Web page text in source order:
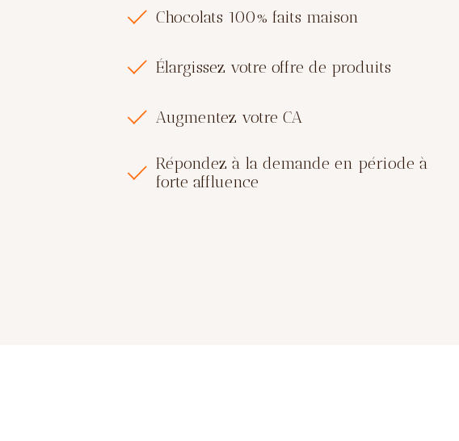
Chocolats 100% faits maison
Élargissez votre offre de produits
Augmentez votre CA
Répondez à la demande en période à
forte affluence